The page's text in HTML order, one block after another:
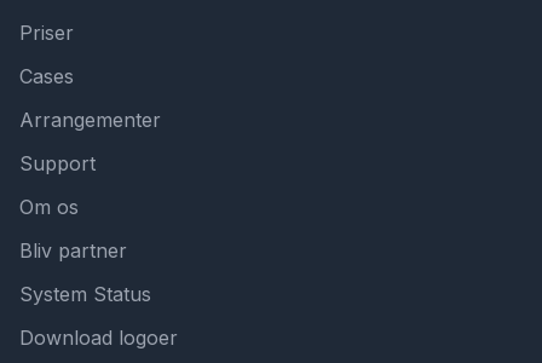
Priser
Cases
Arrangementer
Support
Om os
Bliv partner
System Status
Download logoer